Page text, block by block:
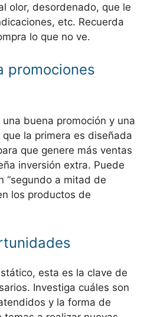
olor, desordenado, que le
etc. Recuerda
lo que no ve.
promociones
buena promoción y una
la primera es diseñada
que genere más ventas
inversión extra. Puede
“segundo a mitad de
los productos de
esta es la clave de
Investiga cuáles son
y la forma de